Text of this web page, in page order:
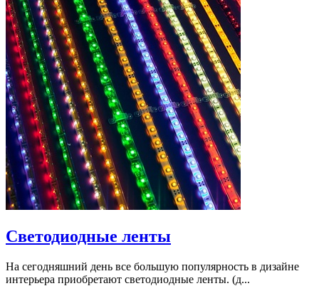
Светодиодные ленты
На сегодняшний день все большую популярность в дизайне
интерьера приобретают светодиодные ленты. (д...